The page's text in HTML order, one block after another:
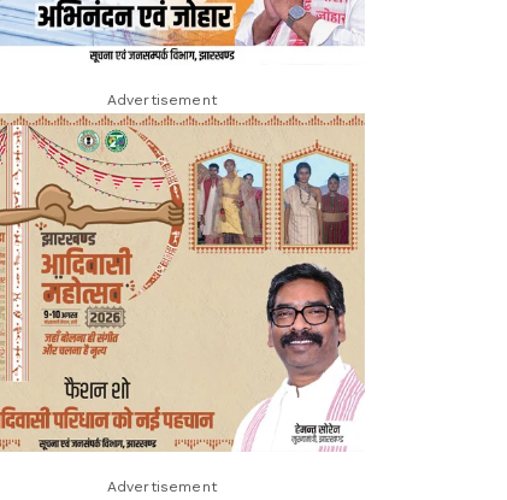
Advertisement
Advertisement